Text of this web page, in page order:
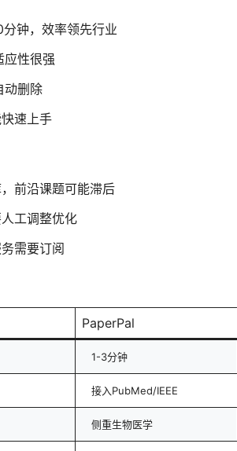
钟，效率领先行业
应性很强
动删除
速上手
前沿课题可能滞后
工调整优化
需要订阅
PaperPal
1-3分钟
接入PubMed/IEEE
侧重生物医学